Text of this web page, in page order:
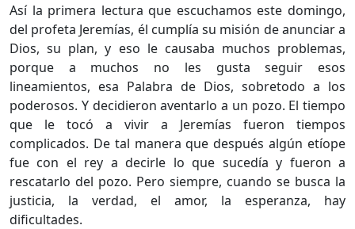
Así la primera lectura que escuchamos este domingo,
del profeta Jeremías, él cumplía su misión de anunciar a
Dios, su plan, y eso le causaba muchos problemas,
porque a muchos no les gusta seguir esos
lineamientos, esa Palabra de Dios, sobretodo a los
poderosos. Y decidieron aventarlo a un pozo. El tiempo
que le tocó a vivir a Jeremías fueron tiempos
complicados. De tal manera que después algún etíope
fue con el rey a decirle lo que sucedía y fueron a
rescatarlo del pozo. Pero siempre, cuando se busca la
justicia, la verdad, el amor, la esperanza, hay
dificultades.